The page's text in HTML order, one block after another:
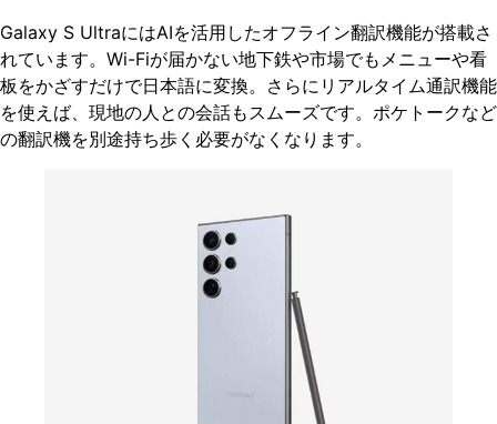
Galaxy S UltraにはAIを活用したオフライン翻訳機能が搭載さ
れています。Wi-Fiが届かない地下鉄や市場でもメニューや看
板をかざすだけで日本語に変換。さらにリアルタイム通訳機能
を使えば、現地の人との会話もスムーズです。ポケトークなど
の翻訳機を別途持ち歩く必要がなくなります。